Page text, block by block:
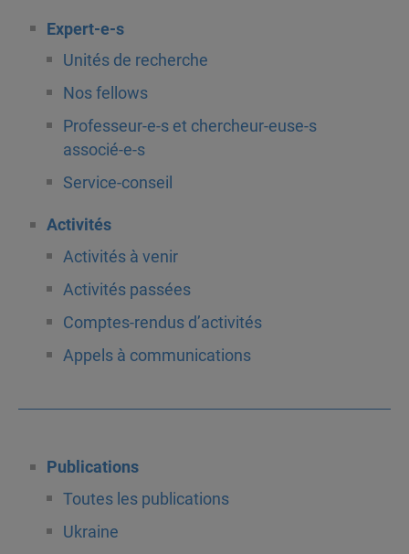
Expert-e-s
Unités de recherche
Nos fellows
Professeur-e-s et chercheur-euse-s
associé-e-s
Service-conseil
Activités
Activités à venir
Activités passées
Comptes-rendus d’activités
Appels à communications
Publications
Toutes les publications
Ukraine